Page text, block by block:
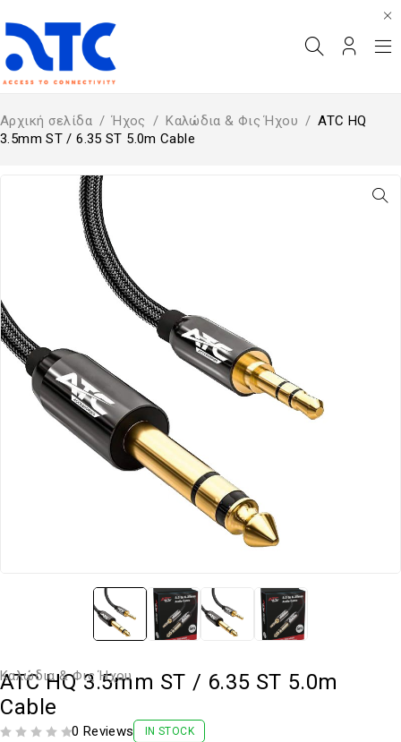
Αρχική σελίδα / Ήχος / Καλώδια & Φις Ήχου / ATC HQ
3.5mm ST / 6.35 ST 5.0m Cable
Καλώδια & Φις Ήχου
ATC HQ 3.5mm ST / 6.35 ST 5.0m
Cable
0 Reviews IN STOCK